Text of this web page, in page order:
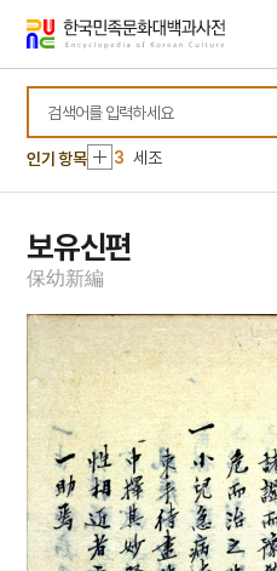
바로가기
바로가기
인기 항목
10 어복쟁반
1 금성대군
2 배척
3 세조
4 익모초
5
6
8
김구
9
사회적 소수자
10
어복쟁반
1 금성대군
2 배척
3 세조
4 익모초
보유신편
保幼新編